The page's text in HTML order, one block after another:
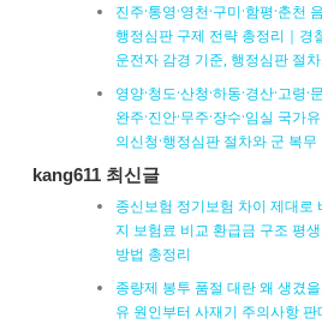
진주·통영·영천·구미·함평·춘천
행정심판 구제 전략 총정리｜경
운전자 감경 기준, 행정심판 절
영양·청도·산청·하동·경산·고령·
완주·진안·무주·장수·임실 국
의신청·행정심판 절차와 군 복
kang611 최신글
종신보험 정기보험 차이 제대로
지 보험료 비교 환급금 구조 평
방법 총정리
종량제 봉투 품절 대란 왜 생겼
유 원인부터 사재기 주의사항